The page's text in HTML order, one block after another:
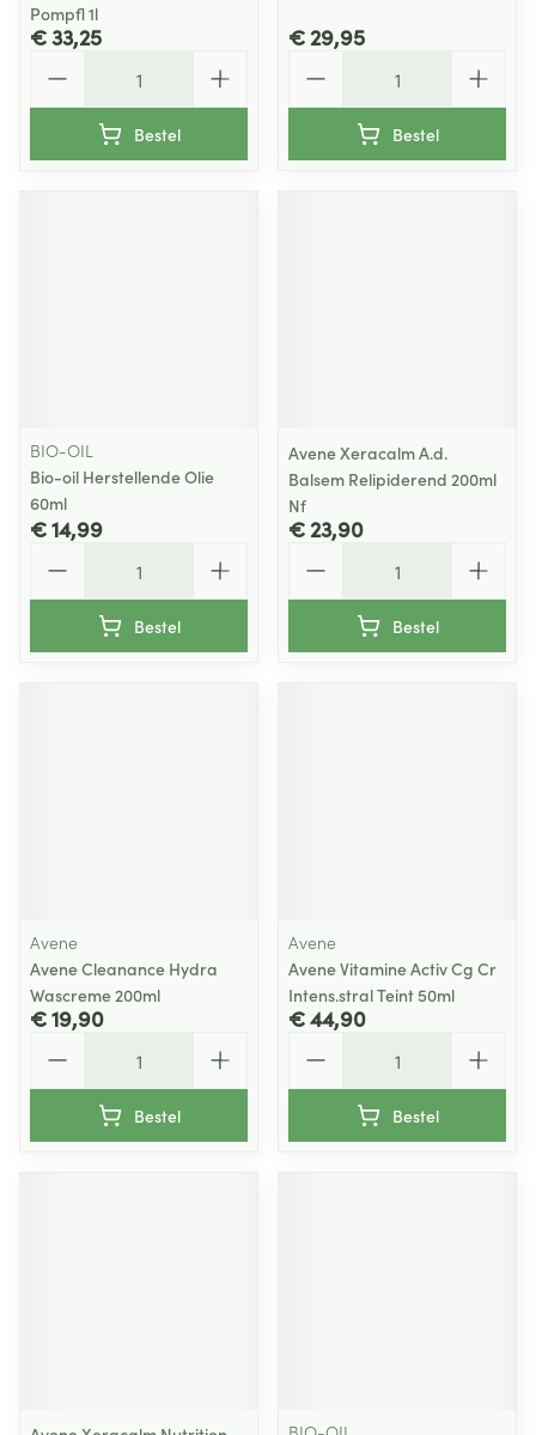
Pompfl 1l
€ 33,25
Bestel
€ 29,95
Bestel
BIO-OIL
Bio-oil Herstellende Olie
60ml
€ 14,99
Bestel
Avene Xeracalm A.d.
Balsem Relipiderend 200ml
Nf
€ 23,90
Bestel
Avene
Avene Cleanance Hydra
Wascreme 200ml
€ 19,90
Bestel
Avene
Avene Vitamine Activ Cg Cr
Intens.stral Teint 50ml
€ 44,90
Bestel